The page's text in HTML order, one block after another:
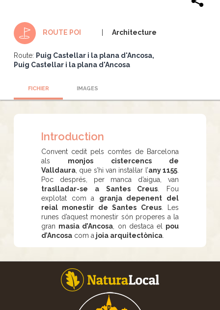
ROUTE POI Architecture
Route: Puig Castellar i la plana d'Ancosa
Puig Castellar i la plana d'Ancosa
FICHIER IMAGES
Introduction
Convent cedit pels comtes de Barcelona
als monjos cistercencs de
Valldaura , que s’hi van instal·lar l’any 1155
Poc després, per manca d’aigua, van
traslladar-se a Santes Creus . Fou
explotat com a granja depenent del
reial monestir de Santes Creus. Les
runes d’aquest monestir són properes a la
gran masia d’Ancosa , on destaca el pou
d’Ancosa com a joia arquitectònica